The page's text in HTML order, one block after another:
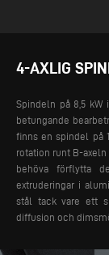
4-AXLIG
Spindeln på 8,5
betungande
finns en spindel på
rotation runt B-
behöva förflytta
extruderingar i
stål tack vare ett
diffusion och